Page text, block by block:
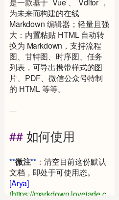
为未来而构建的在线
Markdown 编辑器；轻量且强
大：内置粘贴 HTML 自动转
换为 Markdown，支持流程
图、甘特图、时序图、任务
列表，可导出携带样式的图
片、PDF、微信公众号特制
的 HTML 等等。
---
## 如何使用
**微注** ：清空目前这份默认
文档，即处于可使用态。
[Arya]
(https://markdown.lovejade.c